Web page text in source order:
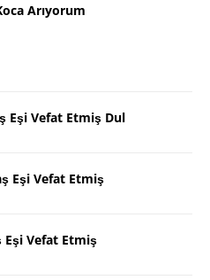
Arıyorum
Eşi Vefat Etmiş Dul
Eşi Vefat Etmiş
Eşi Vefat Etmiş